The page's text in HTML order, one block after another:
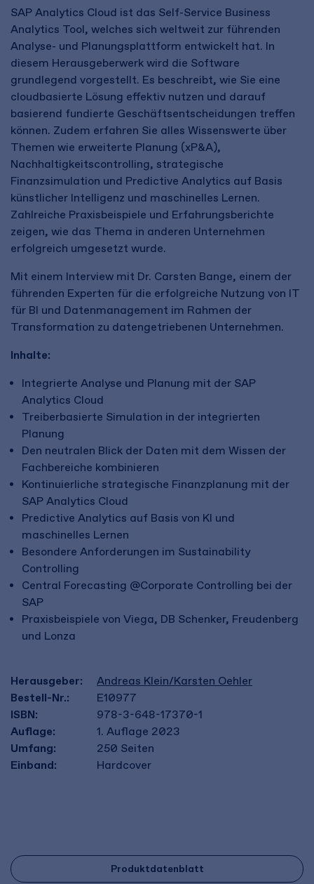
SAP Analytics Cloud ist das Self-Service Business
Analytics Tool, welches sich weltweit zur führenden
Analyse- und Planungsplattform entwickelt hat. In
diesem Herausgeberwerk wird die Software
grundlegend vorgestellt. Es beschreibt, wie Sie eine
cloudbasierte Lösung effektiv nutzen und darauf
basierend fundierte Geschäftsentscheidungen treffen
können. Zudem erfahren Sie alles Wissenswerte über
Themen wie erweiterte Planung (xP&A),
Nachhaltigkeitscontrolling, strategische
Finanzsimulation und Predictive Analytics auf Basis
künstlicher Intelligenz und maschinelles Lernen.
Zahlreiche Praxisbeispiele und Erfahrungsberichte
zeigen, wie das Thema in anderen Unternehmen
erfolgreich umgesetzt wurde.
Mit einem Interview mit Dr. Carsten Bange, einem der
führenden Experten für die erfolgreiche Nutzung von IT
für BI und Datenmanagement im Rahmen der
Transformation zu datengetriebenen Unternehmen.
Inhalte:
Integrierte Analyse und Planung mit der SAP
Analytics Cloud
Treiberbasierte Simulation in der integrierten
Planung
Den neutralen Blick der Daten mit dem Wissen der
Fachbereiche kombinieren
Kontinuierliche strategische Finanzplanung mit der
SAP Analytics Cloud
Predictive Analytics auf Basis von KI und
maschinelles Lernen
Besondere Anforderungen im Sustainability
Controlling
Central Forecasting @Corporate Controlling bei der
SAP
Praxisbeispiele von Viega, DB Schenker, Freudenberg
und Lonza
Herausgeber:
Andreas Klein/Karsten Oehler
Bestell-Nr.:
E10977
ISBN:
978-3-648-17370-1
Auflage:
1. Auflage 2023
Umfang:
250 Seiten
Einband:
Hardcover
Produktdatenblatt